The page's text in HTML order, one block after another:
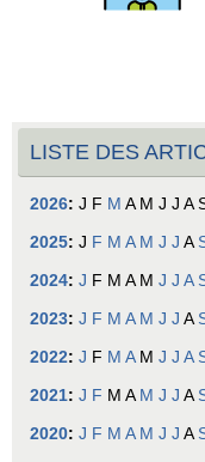
LISTE DES
2026: J F M A M J J A
2025: J F M A M J J A
2024: J F M A M J J A
2023: J F M A M J J A
2022: J F M A M J J A
2021: J F M A M J J A
2020: J F M A M J J A